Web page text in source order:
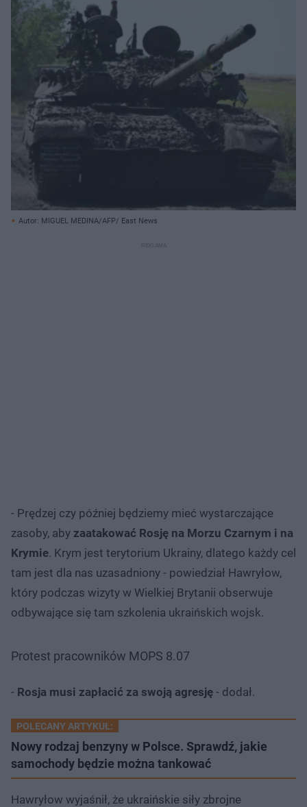
Autor: MIGUEL MEDINA/AFP/ East News
- Prędzej czy później będziemy mieć wystarczające
zasoby, aby zaatakować Rosję na Morzu Czarnym i na
Krymie. Krym jest terytorium Ukrainy, dlatego każdy cel
tam jest dla nas uzasadniony - powiedział Hawryłow,
który podczas wizyty w Wielkiej Brytanii obserwuje
odbywające się tam szkolenia ukraińskich wojsk.
Protest pracowników MOPS 8.07
- Rosja musi zapłacić za swoją agresję - dodał.
POLECANY ARTYKUŁ:
Nowy rodzaj benzyny w Polsce. Sprawdź, jakie
samochody będzie można tankować
Hawryłow wyjaśnił, że ukraińskie siły zbrojne